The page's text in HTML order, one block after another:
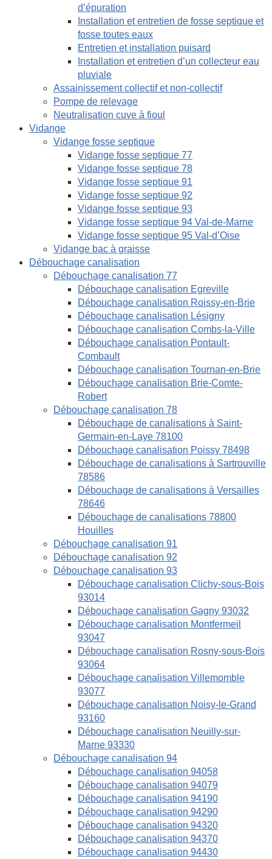
d’épuration
Installation et entretien de fosse septique et
fosse toutes eaux
Entretien et installation puisard
Installation et entretien d’un collecteur eau
pluviale
Assainissement collectif et non-collectif
Pompe de relevage
Neutralisation cuve à fioul
Vidange
Vidange fosse septique
Vidange fosse septique 77
Vidange fosse septique 78
Vidange fosse septique 91
Vidange fosse septique 92
Vidange fosse septique 93
Vidange fosse septique 94 Val-de-Marne
Vidange fosse septique 95 Val-d’Oise
Vidange bac à graisse
Débouchage canalisation
Débouchage canalisation 77
Débouchage canalisation Egreville
Débouchage canalisation Roissy-en-Brie
Débouchage canalisation Lésigny
Débouchage canalisation Combs-la-Ville
Débouchage canalisation Pontault-
Combault
Débouchage canalisation Tournan-en-Brie
Débouchage canalisation Brie-Comte-
Robert
Débouchage canalisation 78
Débouchage de canalisations à Saint-
Germain-en-Laye 78100
Débouchage canalisation Poissy 78498
Débouchage de canalisations à Sartrouville
78586
Débouchage de canalisations à Versailles
78646
Débouchage de canalisations 78800
Houilles
Débouchage canalisation 91
Débouchage canalisation 92
Débouchage canalisation 93
Débouchage canalisation Clichy-sous-Bois
93014
Débouchage canalisation Gagny 93032
Débouchage canalisation Montfermeil
93047
Débouchage canalisation Rosny-sous-Bois
93064
Débouchage canalisation Villemomble
93077
Débouchage canalisation Noisy-le-Grand
93160
Débouchage canalisation Neuilly-sur-
Marne 93330
Débouchage canalisation 94
Débouchage canalisation 94058
Débouchage canalisation 94079
Débouchage canalisation 94190
Débouchage canalisation 94290
Débouchage canalisation 94320
Débouchage canalisation 94370
Débouchage canalisation 94430